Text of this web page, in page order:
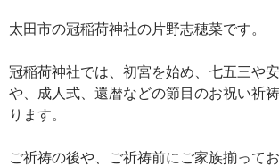
太田市の冠稲荷神社の片野志穂菜です。
冠稲荷神社では、初宮を始め、七五三や
や、成人式、還暦などの節目のお祝い祈
ります。
ご祈祷の後や、ご祈祷前にご家族揃って